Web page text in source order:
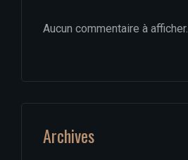
Aucun commentaire à afficher.
Archives